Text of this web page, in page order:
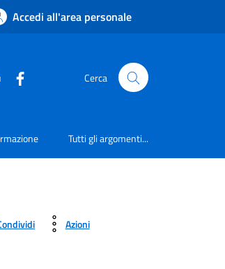
Accedi all'area personale
Cerca
Tutti gli argomenti...
Azioni